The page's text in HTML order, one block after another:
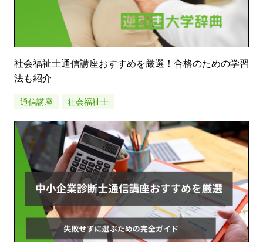
社会福祉士通信講座おすすめを厳選！合格のための学習
法も紹介
通信講座 社会福祉士